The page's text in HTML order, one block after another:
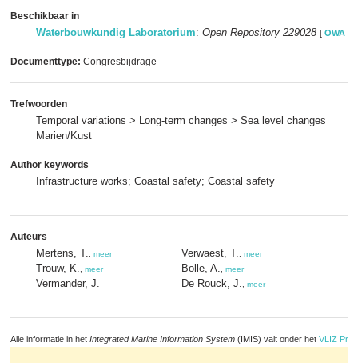
Beschikbaar in
Waterbouwkundig Laboratorium: Open Repository 229028 [ OWA ]
Documenttype: Congresbijdrage
Trefwoorden
Temporal variations > Long-term changes > Sea level changes
Marien/Kust
Author keywords
Infrastructure works; Coastal safety; Coastal safety
Auteurs
Mertens, T. meer
Trouw, K. meer
Vermander, J.
Verwaest, T. meer
Bolle, A. meer
De Rouck, J. meer
Alle informatie in het Integrated Marine Information System (IMIS) valt onder het VLIZ